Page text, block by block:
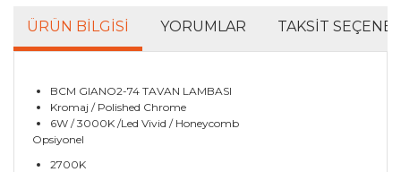
ÜRÜN BILGISI YORUMLAR TAKSIT
BCM GIANO2-74 TAVAN LAMBASI
Kromaj / Polished Chrome
6W / 3000K /Led Vivid / Honeycomb
Opsiyonel
2700K